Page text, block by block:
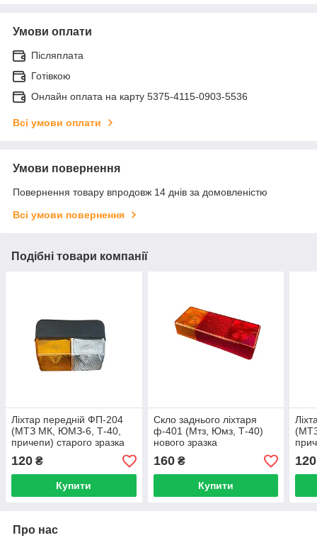
Умови оплати
Післяплата
Готівкою
Онлайн оплата на карту 5375-4115-0903-5536
Всі умови оплати
Умови повернення
Повернення товару впродовж 14 днів за домовленістю
Всі умови повернення
Подібні товари компанії
Ліхтар передній ФП-204
(МТЗ МК, ЮМЗ-6, Т-40,
причепи) старого зразка
корпус пластик
120 ₴
Купити
Скло заднього ліхтаря
ф-401 (Мтз, Юмз, Т-40)
нового зразка
160₴
Купити
120
Про нас